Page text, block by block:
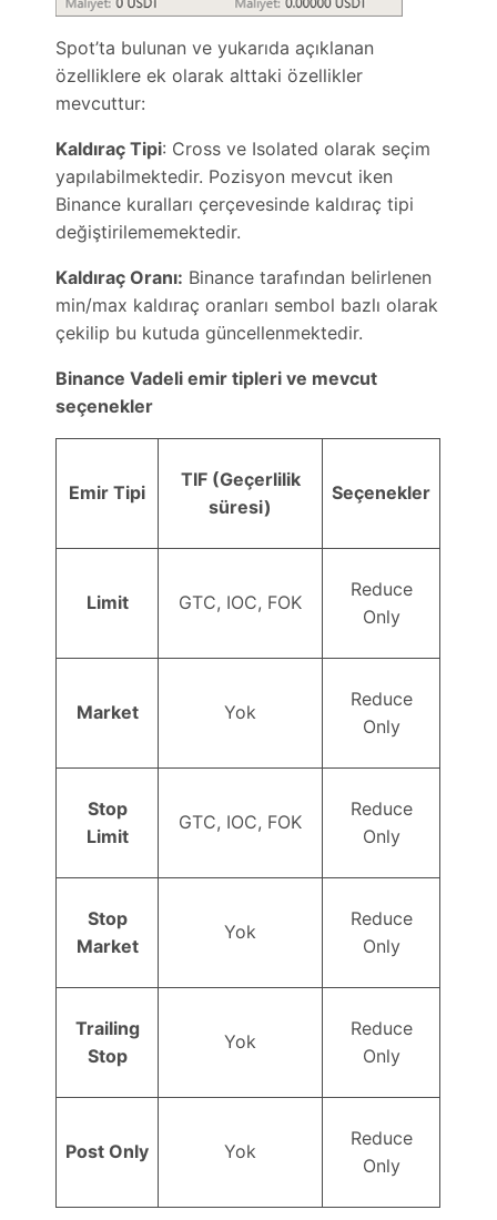
Spot’ta bulunan ve yukarıda açıklanan
özelliklere ek olarak alttaki özellikler
mevcuttur:
Kaldıraç Tipi: Cross ve Isolated olarak seçim
yapılabilmektedir. Pozisyon mevcut iken
Binance kuralları çerçevesinde kaldıraç tipi
değiştirilememektedir.
Kaldıraç Oranı: Binance tarafından belirlenen
min/max kaldıraç oranları sembol bazlı olarak
çekilip bu kutuda güncellenmektedir.
Binance Vadeli emir tipleri ve mevcut
seçenekler
Emir Tipi
TIF (Geçerlilik
süresi)
Seçenekler
Limit GTC, IOC, FOK
Reduce
Only
Market Yok
Reduce
Only
Stop
Limit
GTC, IOC, FOK
Reduce
Only
Stop
Market
Yok
Reduce
Only
Trailing
Stop
Yok
Reduce
Only
Post Only Yok
Reduce
Only